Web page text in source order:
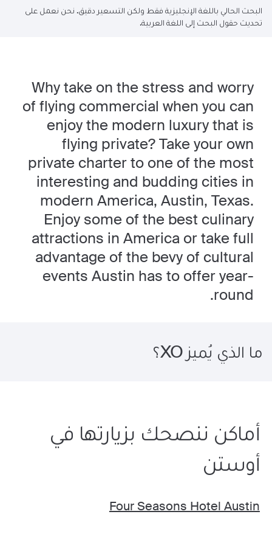
البحث الحالي باللغة الإنجليزية فقط ولكن التسعير دقيق. نحن نعمل على
تحديث حقول البحث إلى اللغة العربية.
Why take on the stress and worry
of flying commercial when you can
enjoy the modern luxury that is
flying private? Take your own
private charter to one of the most
interesting and budding cities in
modern America, Austin, Texas.
Enjoy some of the best culinary
attractions in America or take full
advantage of the bevy of cultural
events Austin has to offer year-
round.
ما الذي يُميز XO؟
أماكن ننصحك بزيارتها في
أوستن
Four Seasons Hotel Austin